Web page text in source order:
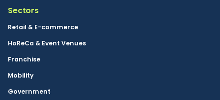
Sectors
Retail & E-commerce
HoReCa & Event Venues
Franchise
Mobility
Government